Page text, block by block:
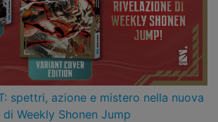
spettri, azione e mistero nella nuova
Weekly Shonen Jump